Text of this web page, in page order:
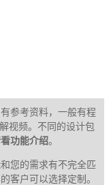
参考资料，一般有程
视频。不同的设计包
功能介绍。
您的需求有不完全匹
客户可以选择定制。